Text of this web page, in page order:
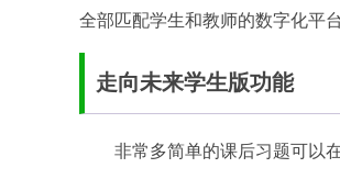
全部匹配学生和教师的数字化平
走向未来学生版功能
非常多简单的课后习题可以